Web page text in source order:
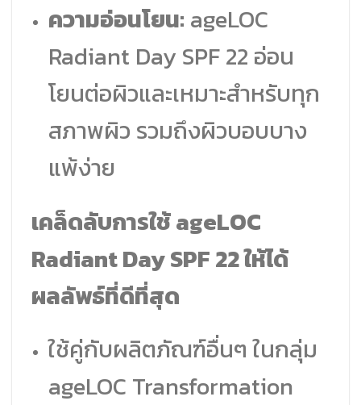
ความอ่อนโยน: ageLOC
Radiant Day SPF 22 อ่อน
โยนต่อผิวและเหมาะสำหรับทุก
สภาพผิว รวมถึงผิวบอบบาง
แพ้ง่าย
เคล็ดลับการใช้ ageLOC
Radiant Day SPF 22 ให้ได้
ผลลัพธ์ที่ดีที่สุด
ใช้คู่กับผลิตภัณฑ์อื่นๆ ในกลุ่ม
ageLOC Transformation